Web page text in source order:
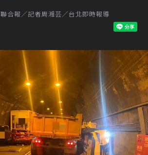
聯合報／記者周湘芸／台北即時報導